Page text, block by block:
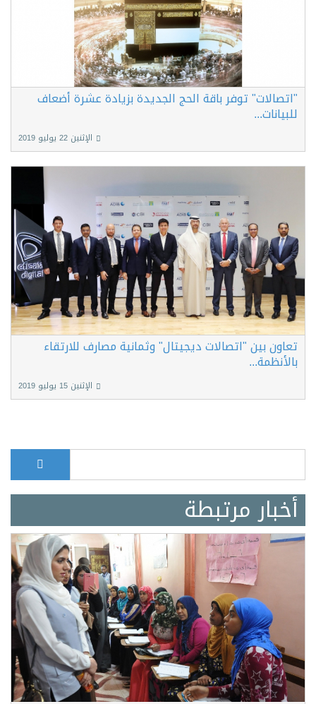
"اتصالات" توفر باقة الحج الجديدة بزيادة عشرة أضعاف
للبيانات...
الإثنين 22 يوليو 2019
تعاون بين "اتصالات ديجيتال" وثمانية مصارف للارتقاء
بالأنظمة...
الإثنين 15 يوليو 2019
Search form بحث
أخبار مرتبطة